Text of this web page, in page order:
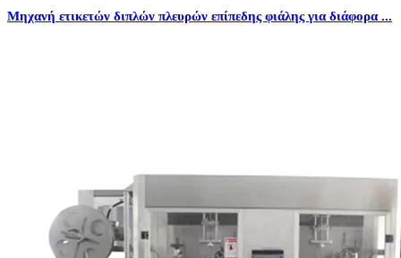
Μηχανή ετικετών διπλών πλευρών επίπεδης φιάλης για διάφορα ...